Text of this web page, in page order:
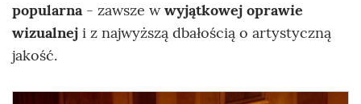
popularna- zawsze wwyjątkowej oprawie
wizualnej i z najwyższą dbałością o artystyczną
jakość.